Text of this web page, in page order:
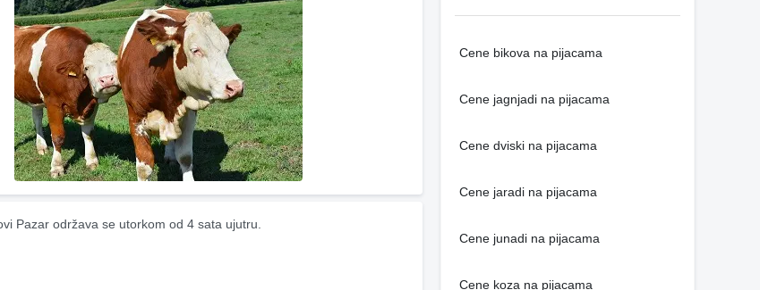
Pazar održava se utorkom od 4 sata ujutru.
Cene bikova na pijacama
Cene jagnjadi na pijacama
Cene dviski na pijacama
Cene jaradi na pijacama
Cene junadi na pijacama
Cene koza na pijacama